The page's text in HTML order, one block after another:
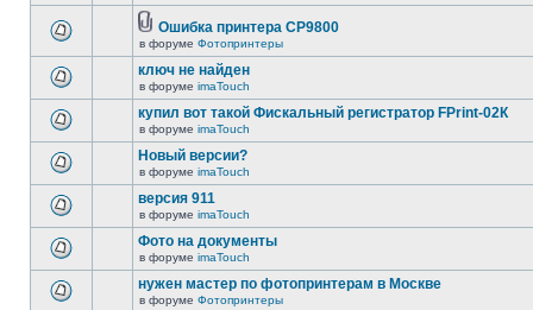
Ошибка принтера CP9800
в форуме Фотопринтеры
ключ не найден
в форуме imaTouch
купил вот такой Фискальный регистратор FPrint-02К
в форуме imaTouch
Новый версии?
в форуме imaTouch
версия 911
в форуме imaTouch
Фото на документы
в форуме imaTouch
нужен мастер по фотопринтерам в Москве
в форуме Фотопринтеры